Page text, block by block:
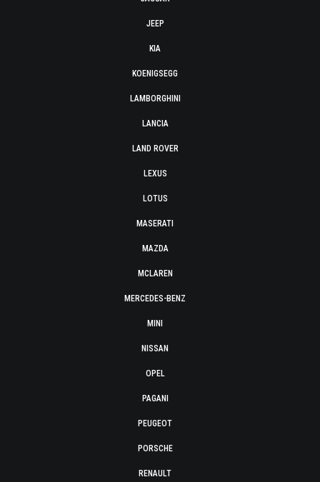
JEEP
KIA
KOENIGSEGG
LAMBORGHINI
LANCIA
LAND ROVER
LEXUS
LOTUS
MASERATI
MAZDA
MCLAREN
MERCEDES-BENZ
MINI
NISSAN
OPEL
PAGANI
PEUGEOT
PORSCHE
RENAULT